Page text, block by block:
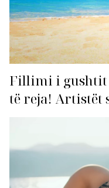
Fillimi i gushtit
të reja! Artistët